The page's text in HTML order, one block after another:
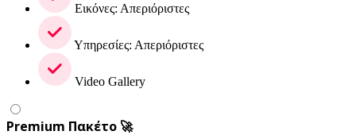
Εικόνες: Απεριόριστες
Υπηρεσίες: Απεριόριστες
Video Gallery
Premium Πακέτο 🚀